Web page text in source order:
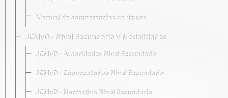
Manual de competencias de títulos
JCMyD · Nivel Secundario y Modalidades
JCMyD · Autoridades Nivel Secundario
JCMyD · Convocatorias Nivel Secundario
JCMyD · Normativa Nivel Secundario